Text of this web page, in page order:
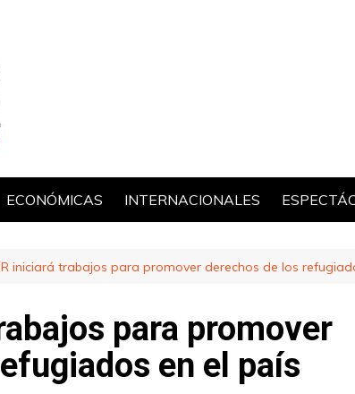
ECONÓMICAS INTERNACIONALES
iniciará trabajos para promover derechos de los
para promover
en el país